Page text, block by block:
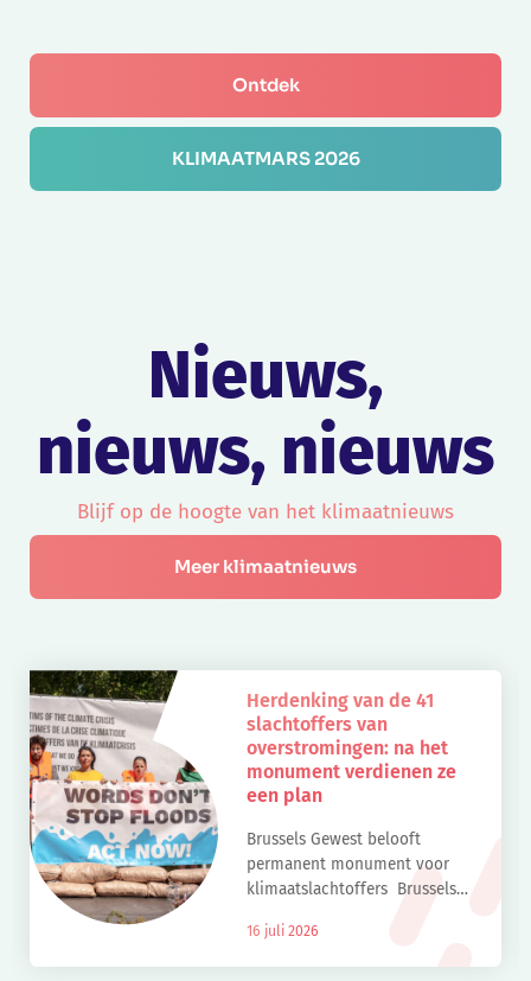
Ontdek
KLIMAATMARS 2026
Nieuws,
nieuws, nieuws
Blijf op de hoogte van het klimaatnieuws
Meer klimaatnieuws
Herdenking van de 41
slachtoffers van
overstromingen: na het
monument verdienen ze
een plan
Brussels Gewest belooft
permanent monument voor
klimaatslachtoffers Brussels
bevoegd voor Klimaat en
stadsvernieuwing, beloofde
16 juli 2026